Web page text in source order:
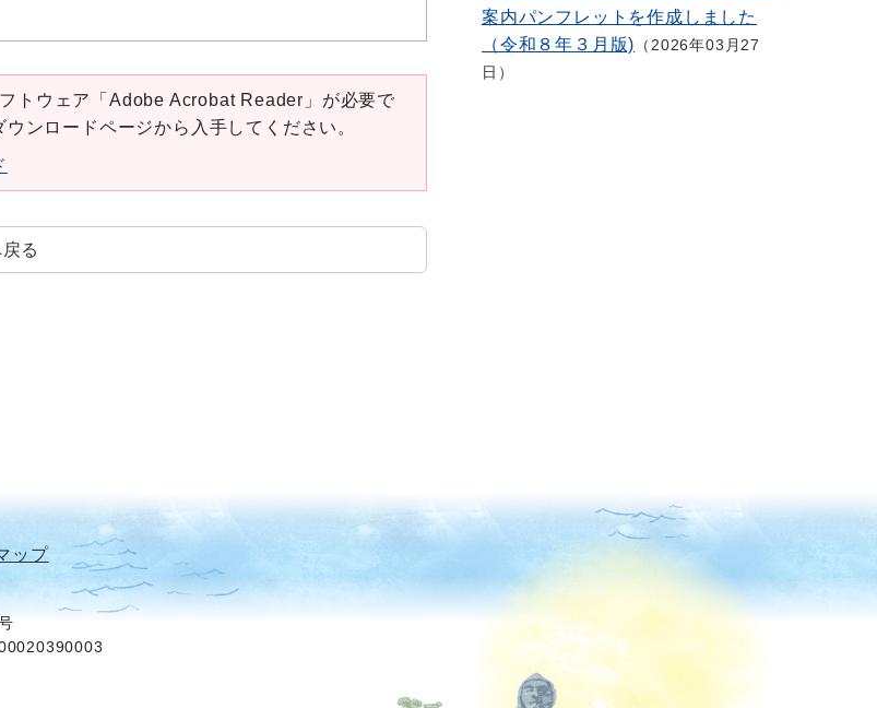
トウェア「Adobe Acrobat Reader」が必要で
ンロードページから入手してください。
る
案内パンフレットを作成しました
（令和８年３月版)
2026年03月27
日
ップ